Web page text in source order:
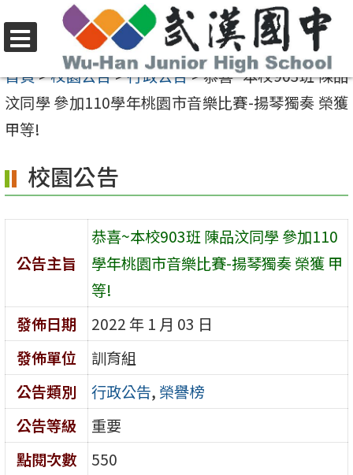
至
要
內
區
選
單
首頁>校園公告>行政公告>恭喜~本校903班 陳品
汶同學 參加110學年桃園市音樂比賽-揚琴獨奏 榮獲
甲等!
校園公告
公告主旨
恭喜~本校903班 陳品汶同學 參加110
學年桃園市音樂比賽-揚琴獨奏 榮獲 甲
等!
發佈日期
2022 年 1 月 03 日
發佈單位
訓育組
公告類別
行政公告, 榮譽榜
公告等級
重要
點閱次數
550